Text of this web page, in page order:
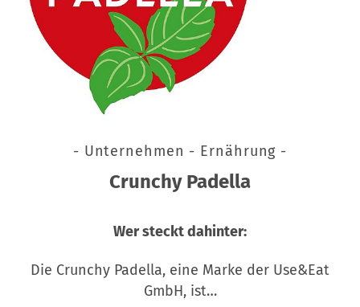
- Unternehmen - Ernährung -
Crunchy Padella
Wer steckt dahinter:
Die Crunchy Padella, eine Marke der Use&Eat
GmbH, ist…